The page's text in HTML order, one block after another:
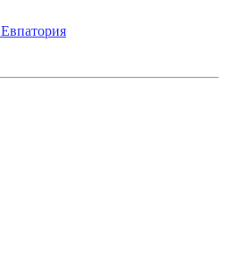
Евпатория